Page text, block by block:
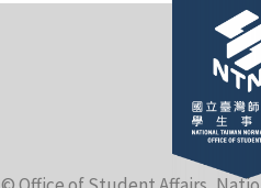
navigation